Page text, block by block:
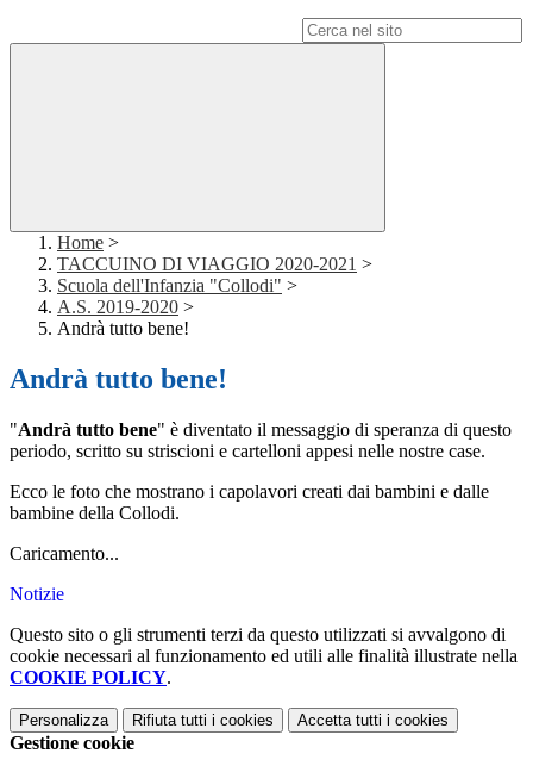
Home >
TACCUINO DI VIAGGIO 2020-2021 >
Scuola dell'Infanzia "Collodi" >
A.S. 2019-2020 >
Andrà tutto bene!
Andrà tutto bene!
"Andrà tutto bene" è diventato il messaggio di speranza di questo
periodo, scritto su striscioni e cartelloni appesi nelle nostre case.
Ecco le foto che mostrano i capolavori creati dai bambini e dalle
bambine della Collodi.
Caricamento...
Notizie
Questo sito o gli strumenti terzi da questo utilizzati si avvalgono di
cookie necessari al funzionamento ed utili alle finalità illustrate nella
COOKIE POLICY.
Personalizza Rifiuta tutti i cookies Accetta tutti i cookies
Gestione cookie